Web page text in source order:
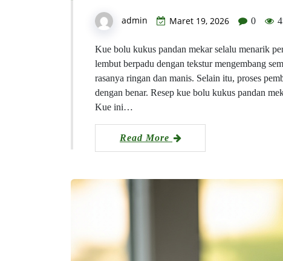
admin Maret 19, 2026 0
Kue bolu kukus pandan mekar selalu menarik
lembut berpadu dengan tekstur mengembang
rasanya ringan dan manis. Selain itu, proses
dengan benar. Resep kue bolu kukus pandan
Kue ini…
Read More